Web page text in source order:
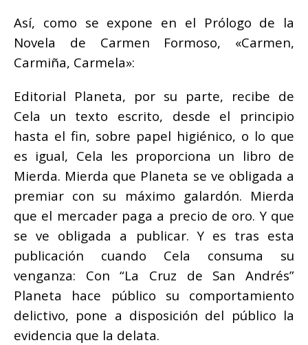
Así, como se expone en el Prólogo de la
Novela de Carmen Formoso, «Carmen,
Carmiña, Carmela»:
Editorial Planeta, por su parte, recibe de
Cela un texto escrito, desde el principio
hasta el fin, sobre papel higiénico, o lo que
es igual, Cela les proporciona un libro de
Mierda. Mierda que Planeta se ve obligada a
premiar con su máximo galardón. Mierda
que el mercader paga a precio de oro. Y que
se ve obligada a publicar. Y es tras esta
publicación cuando Cela consuma su
venganza: Con “La Cruz de San Andrés”
Planeta hace público su comportamiento
delictivo, pone a disposición del público la
evidencia que la delata.